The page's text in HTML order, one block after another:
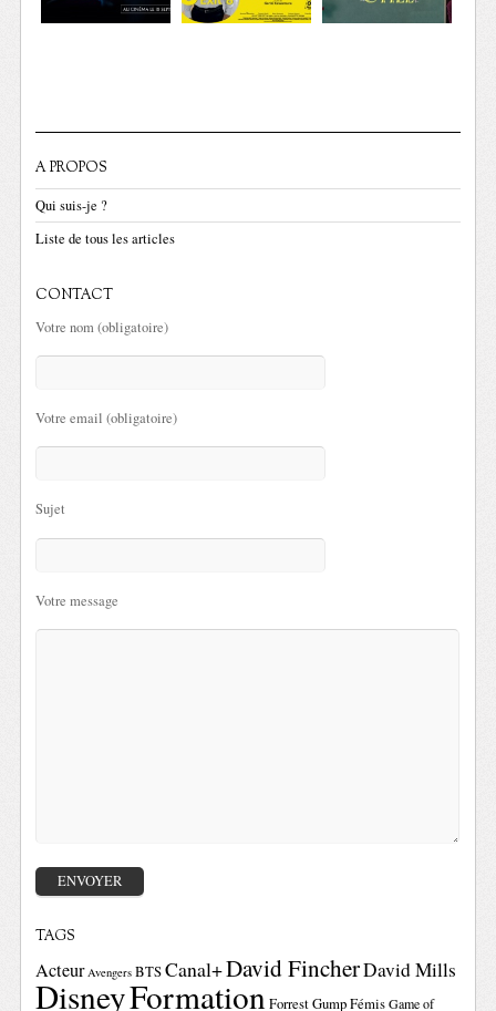
A PROPOS
Qui suis-je ?
Liste de tous les articles
CONTACT
Votre nom (obligatoire)
Votre email (obligatoire)
Sujet
Votre message
TAGS
Acteur Avengers BTSCanal+David FincherDavid Mills
DisneyFormationForrest GumpFémis Game of